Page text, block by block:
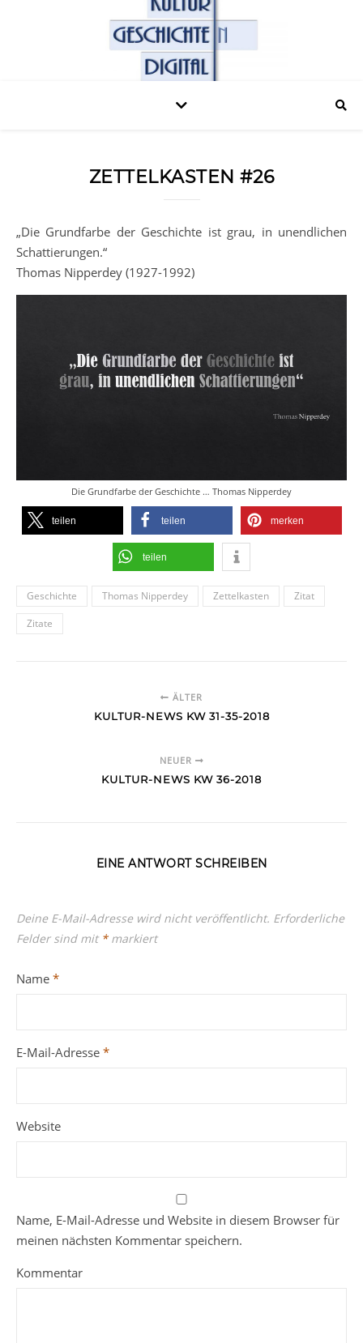
ZETTELKASTEN #26
„Die Grundfarbe der Geschichte ist grau, in unendlichen
Schattierungen.“
Thomas Nipperdey (1927-1992)
Die Grundfarbe der Geschichte … Thomas Nipperdey
teilen teilen merken
teilen
Geschichte Thomas Nipperdey Zettelkasten
Zitat
Zitate
ÄLTER
KULTUR-NEWS KW 31-35-2018
NEUER
KULTUR-NEWS KW 36-2018
EINE ANTWORT SCHREIBEN
Deine E-Mail-Adresse wird nicht veröffentlicht. Erforderliche
Felder sind mit *markiert
Name *
E-Mail-Adresse *
Website
Name, E-Mail-Adresse und Website in diesem Browser für
meinen nächsten Kommentar speichern.
Kommentar